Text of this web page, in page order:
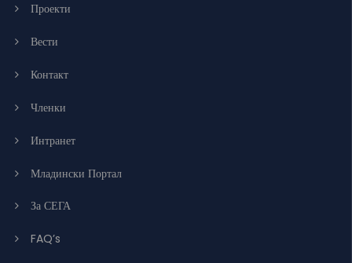
Проекти
Вести
Контакт
Членки
Интранет
Младински Портал
За СЕГА
FAQ’s